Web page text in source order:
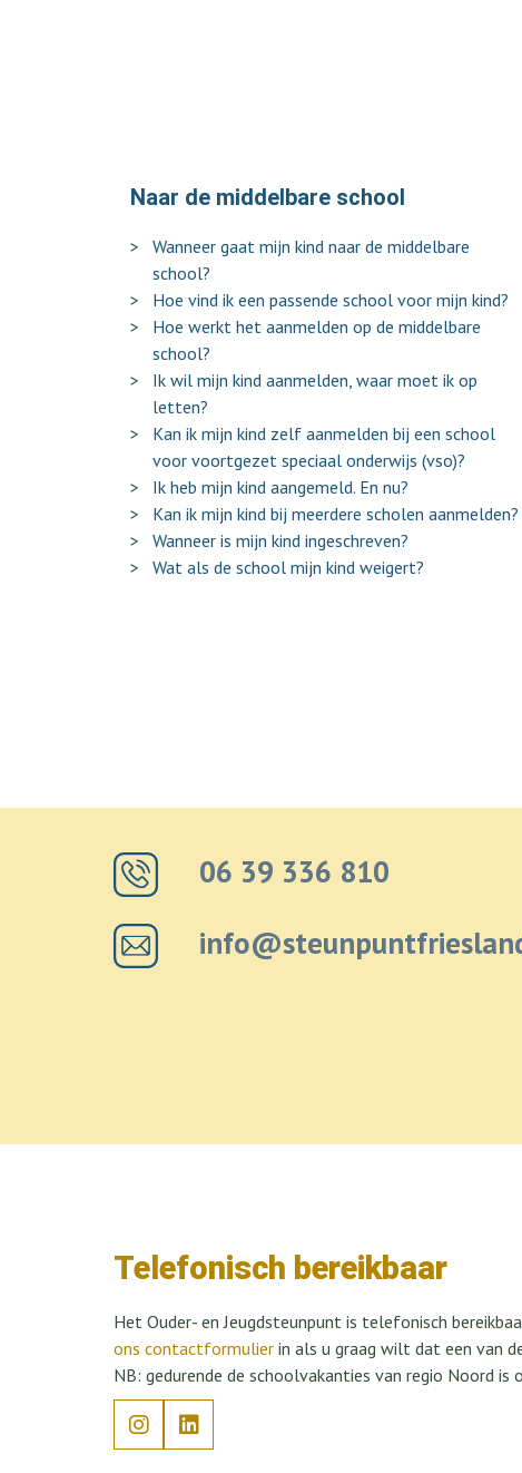
Naar de middelbare school
Wanneer gaat mijn kind naar de middelbare
school?
Hoe vind ik een passende school voor mijn kind?
Hoe werkt het aanmelden op de middelbare
school?
Ik wil mijn kind aanmelden, waar moet ik op
letten?
Kan ik mijn kind zelf aanmelden bij een school
voor voortgezet speciaal onderwijs (vso)?
Ik heb mijn kind aangemeld. En nu?
Kan ik mijn kind bij meerdere scholen aanmelden?
Wanneer is mijn kind ingeschreven?
Wat als de school mijn kind weigert?
06 39 336 810
Telefonisch bereikbaar
Het Ouder- en Jeugdsteunpunt is telefonisch
ons contactformulier in als u graag wilt dat een van
NB: gedurende de schoolvakanties van regio Noord is